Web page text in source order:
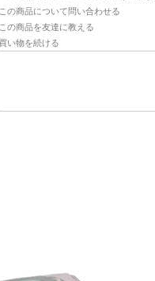
この商品について問い合わせる
この商品を友達に教える
買い物を続ける